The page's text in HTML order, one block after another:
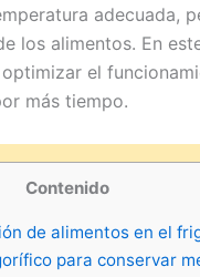
adecuada,
los alimentos. En
el
más tiempo.
Contenido
de alimentos en el
para conservar